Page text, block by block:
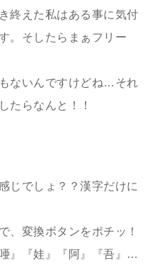
終えた私はある事に気付
。そしたらまぁフリー
ないんですけどね…それ
たらなんと！！
じでしょ？？漢字だけに
、変換ボタンをポチッ！
』『娃』『阿』『吾』…